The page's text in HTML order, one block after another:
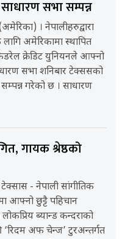
सभा सम्पन्न
। नेपालीहरुद्वारा
अमेरिकामा स्थापित
क्रेडिट युनियनले आफ्नो
सभा शनिबार टेक्ससको
गरेको छ । साधारण
गायक श्रेष्ठको
- नेपाली सांगीतिक
आफ्नो छुट्टै पहिचान
ब्यान्ड कन्दराको
‘रिदम अफ चेन्ज’ टुरअन्तर्गत